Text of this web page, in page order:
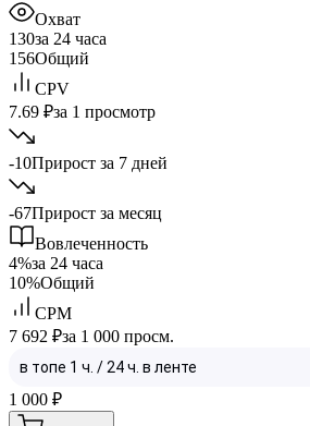
Охват
130за 24 часа
156Общий
CPV
7.69 ₽за 1 просмотр
-10Прирост за 7 дней
-67Прирост за месяц
Вовлеченность
4%за 24 часа
10%Общий
CPM
7 692 ₽за 1 000 просм.
1 000 ₽